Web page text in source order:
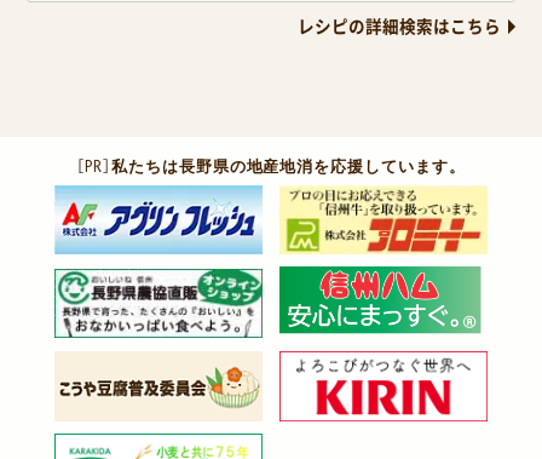
レシピの詳細検索はこちら
［PR］私たちは長野県の地産地消を応援しています。